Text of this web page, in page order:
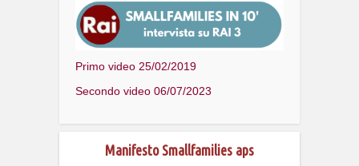
Primo video 25/02/2019
Secondo video 06/07/2023
Manifesto Smallfamilies aps